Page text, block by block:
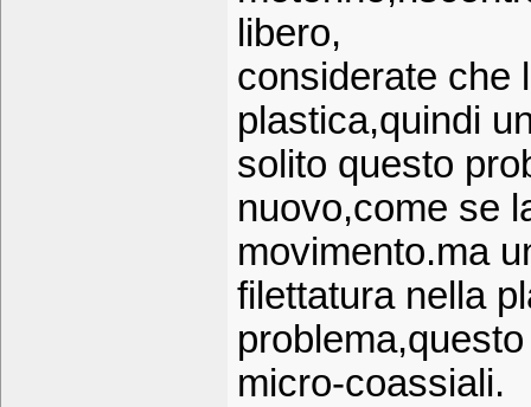
libero,
considerate che
plastica,quindi
solito questo
nuovo,come se
movimento.ma
filettatura nella
micro-coassiali.